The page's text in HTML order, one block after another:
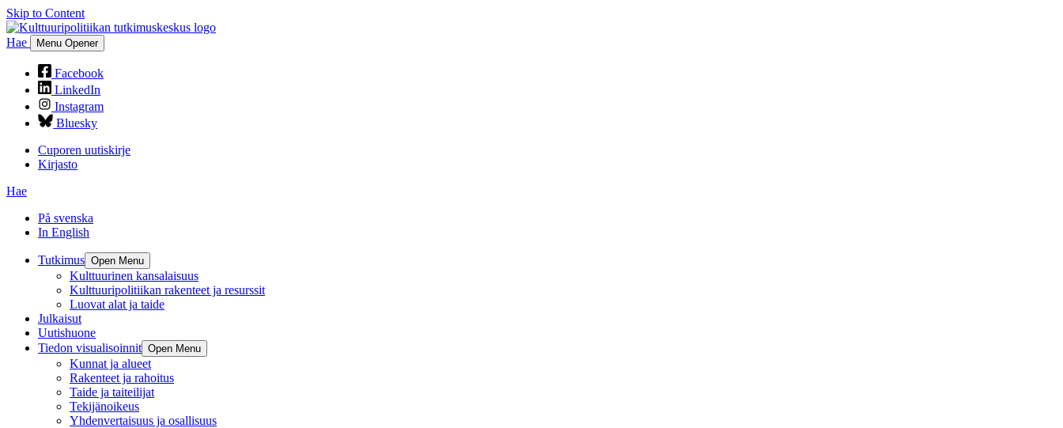
Skip to Content
Hae Menu Opener
Facebook
LinkedIn
Instagram
Bluesky
Cuporen uutiskirje
Kirjasto
Hae
På svenska
In English
Tutkimus Open Menu
Kulttuurinen kansalaisuus
Kulttuuripolitiikan rakenteet ja resurssit
Luovat alat ja taide
Julkaisut
Uutishuone
Tiedon visualisoinnit Open Menu
Kunnat ja alueet
Rakenteet ja rahoitus
Taide ja taiteilijat
Tekijänoikeus
Yhdenvertaisuus ja osallisuus